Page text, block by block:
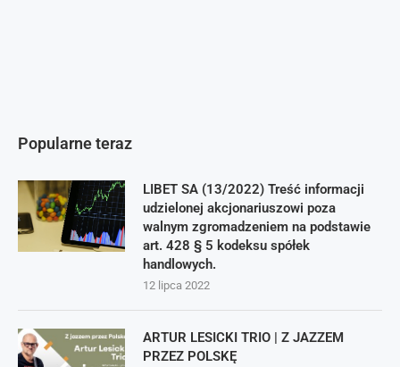
Popularne teraz
LIBET SA (13/2022) Treść informacji
udzielonej akcjonariuszowi poza
walnym zgromadzeniem na podstawie
art. 428 § 5 kodeksu spółek
handlowych.
12 lipca 2022
ARTUR LESICKI TRIO | Z JAZZEM
PRZEZ POLSKĘ